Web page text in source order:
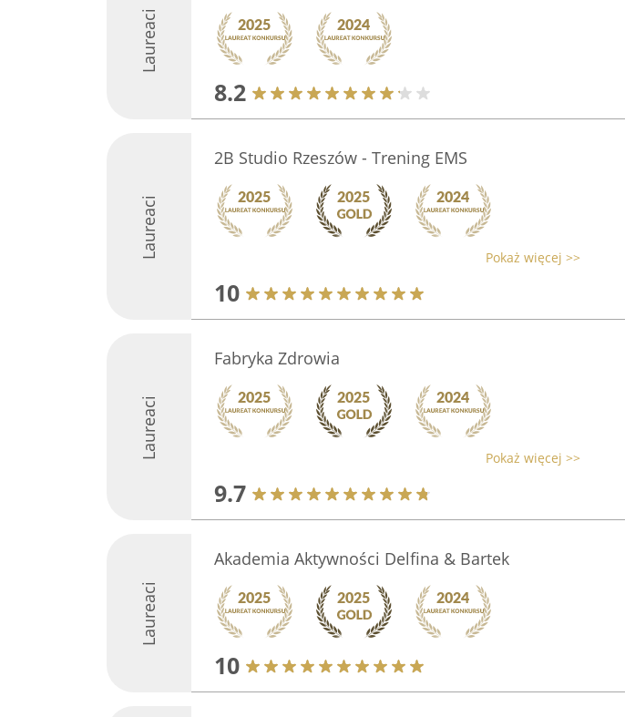
Laureaci
8.2
Laureaci
2B Studio Rzeszów - Trening EMS
Pokaż więcej >>
10
Laureaci
Fabryka Zdrowia
Pokaż więcej >>
9.7
Laureaci
Akademia Aktywności Delfina & Bartek
10